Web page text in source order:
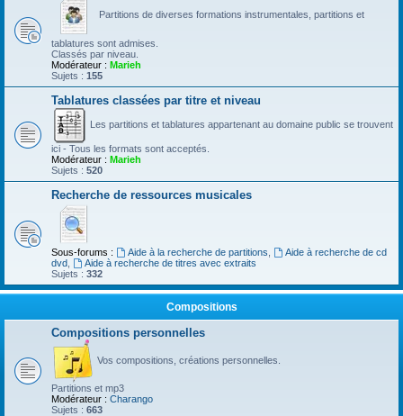
Partitions de diverses formations instrumentales, partitions et
tablatures sont admises.
Classés par niveau.
Modérateur : Marieh
Sujets : 155
Tablatures classées par titre et niveau
Les partitions et tablatures appartenant au domaine public se trouvent
ici - Tous les formats sont acceptés.
Modérateur : Marieh
Sujets : 520
Recherche de ressources musicales
Sous-forums : Aide à la recherche de partitions
Aide à recherche de cd
dvd
Aide à recherche de titres avec extraits
Sujets : 332
Compositions
Compositions personnelles
Vos compositions, créations personnelles.
Partitions et mp3
Modérateur : Charango
Sujets : 663